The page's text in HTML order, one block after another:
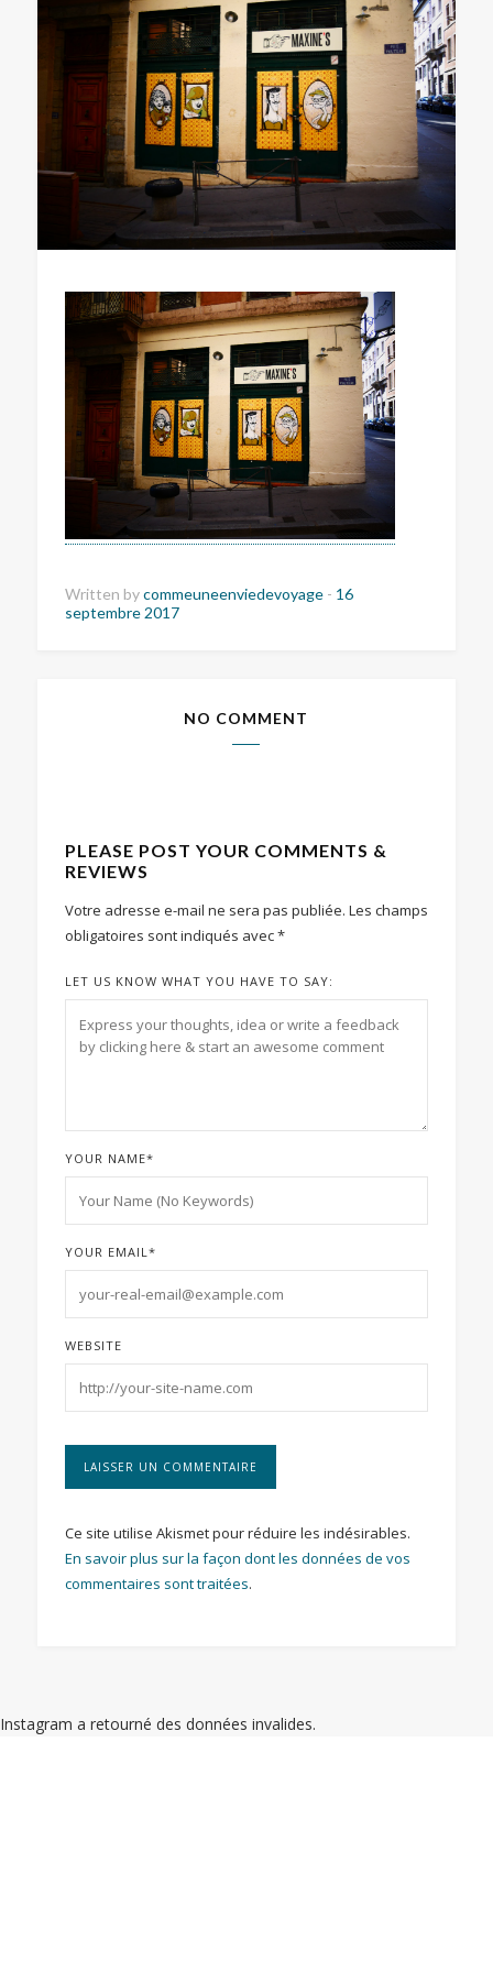
Written bycommeuneenviedevoyage - 16
septembre 2017
NO COMMENT
PLEASE POST YOUR COMMENTS &
REVIEWS
Votre adresse e-mail ne sera pas publiée. Les champs
obligatoires sont indiqués avec*
LET US KNOW WHAT YOU HAVE TO SAY:
YOUR NAME*
YOUR EMAIL*
WEBSITE
Ce site utilise Akismet pour réduire les indésirables.
En savoir plus sur la façon dont les données de vos
commentaires sont traitées.
Instagram a retourné des données invalides.